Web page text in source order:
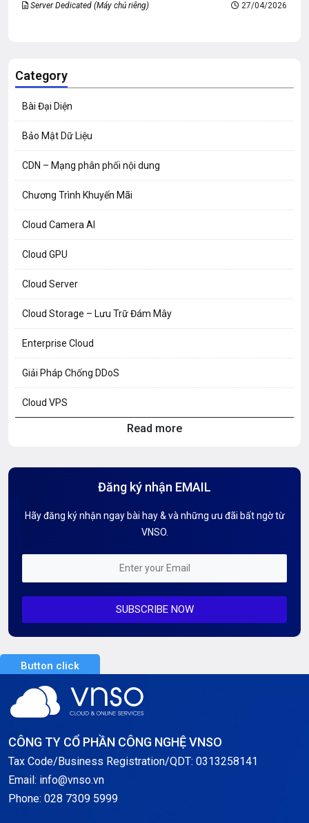
Server Dedicated (Máy chủ riêng) 27/04/2026
Category
Bài Đại Diện
Bảo Mật Dữ Liệu
CDN – Mạng phân phối nội dung
Chương Trình Khuyến Mãi
Cloud Camera AI
Cloud GPU
Cloud Server
Cloud Storage – Lưu Trữ Đám Mây
Enterprise Cloud
Giải Pháp Chống DDoS
Cloud VPS
Hướng dẫn Tên miền
Kiến thức AI
Mỗi tuần 01 Server
Server Dedicated (Máy chủ riêng)
Server GPU
Server Windows
Notification
Thông tin chung
Read more
Đăng ký nhận EMAIL
Hãy đăng ký nhận ngay bài hay & và những ưu đãi bất ngờ từ
VNSO.
SUBSCRIBE NOW
Button click
CÔNG TY CỔ PHẦN CÔNG NGHỆ VNSO
Tax Code/Business Registration/QDT: 0313258141
Email: info@vnso.vn
Phone: 028 7309 5999